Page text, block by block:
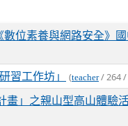
數位素養與網路安全》
習工作坊」 (teacher/ 264 /
畫」之親山型高山體驗